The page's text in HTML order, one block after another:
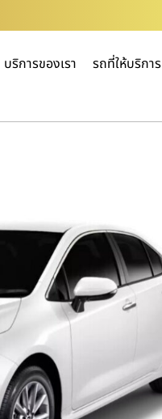
บริการของเรา รถที่ให้บริการ